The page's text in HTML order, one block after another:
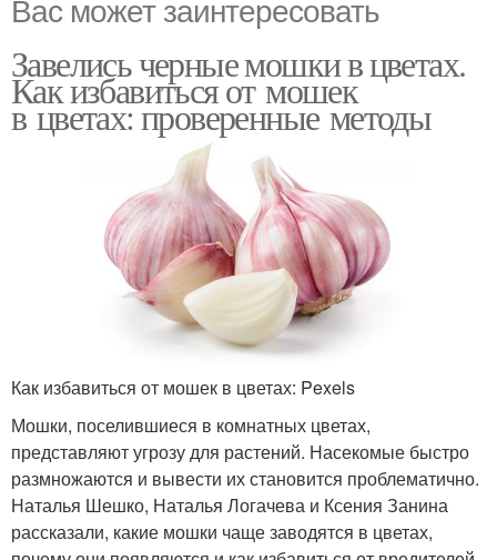
Завелись черные мошки в цветах.
Как избавиться от мошек
в цветах: проверенные методы
Как избавиться от мошек в цветах: Pexels
Мошки, поселившиеся в комнатных цветах,
представляют угрозу для растений. Насекомые быстро
размножаются и вывести их становится проблематично.
Наталья Шешко, Наталья Логачева и Ксения Занина
рассказали, какие мошки чаще заводятся в цветах,